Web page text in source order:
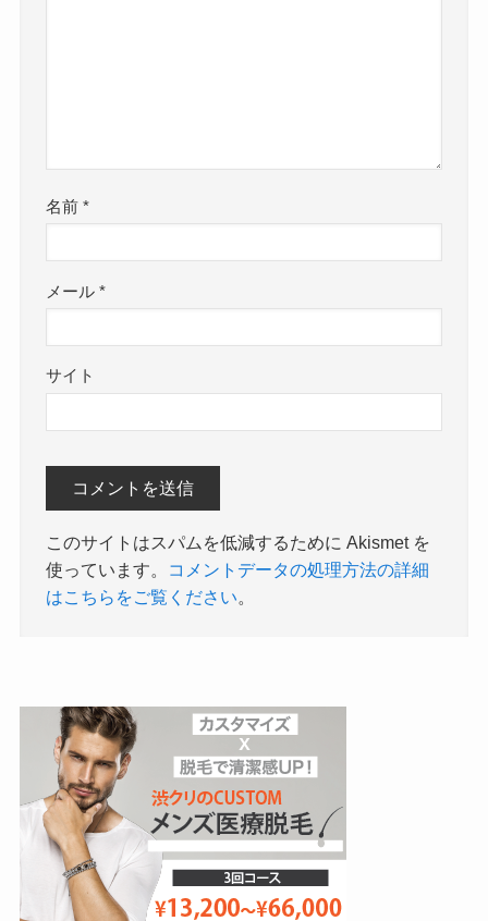
名前*
メール*
サイト
このサイトはスパムを低減するために Akismet を
使っています。
コメントデータの処理方法の詳細
はこちらをご覧ください